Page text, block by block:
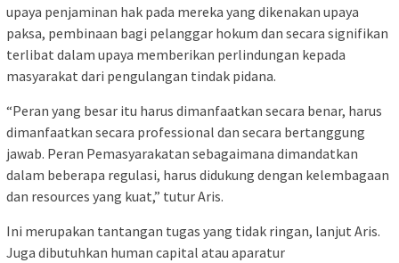
upaya penjaminan hak pada mereka yang dikenakan upaya
paksa, pembinaan bagi pelanggar hokum dan secara signifikan
terlibat dalam upaya memberikan perlindungan kepada
masyarakat dari pengulangan tindak pidana.
“Peran yang besar itu harus dimanfaatkan secara benar, harus
dimanfaatkan secara professional dan secara bertanggung
jawab. Peran Pemasyarakatan sebagaimana dimandatkan
dalam beberapa regulasi, harus didukung dengan kelembagaan
dan resources yang kuat,” tutur Aris.
Ini merupakan tantangan tugas yang tidak ringan, lanjut Aris.
Juga dibutuhkan human capital atau aparatur